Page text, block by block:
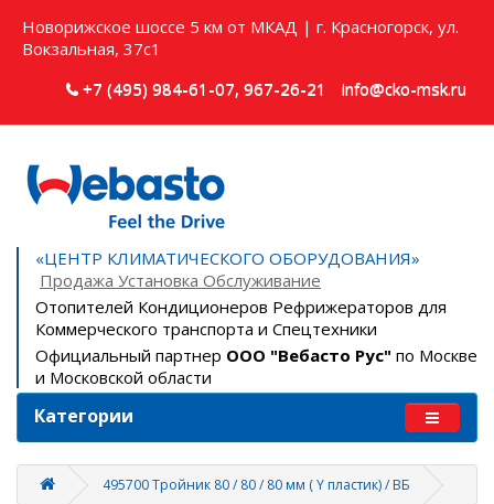
Новорижское шоссе 5 км от МКАД | г. Красногорск, ул.
Вокзальная, 37с1
+7 (495) 984-61-07, 967-26-21
info@cko-msk.ru
«ЦЕНТР КЛИМАТИЧЕСКОГО ОБОРУДОВАНИЯ»
Продажа Установка Обслуживание
Отопителей Кондиционеров Рефрижераторов для
Коммерческого транспорта и Спецтехники
Официальный партнер ООО "Вебасто Рус" по Москве
и Московской области
Категории
495700 Тройник 80 / 80 / 80 мм ( Y пластик) / ВБ